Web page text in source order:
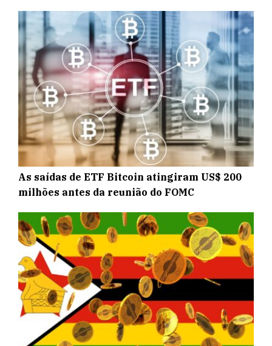
As saídas de ETF Bitcoin atingiram US$ 200
milhões antes da reunião do FOMC